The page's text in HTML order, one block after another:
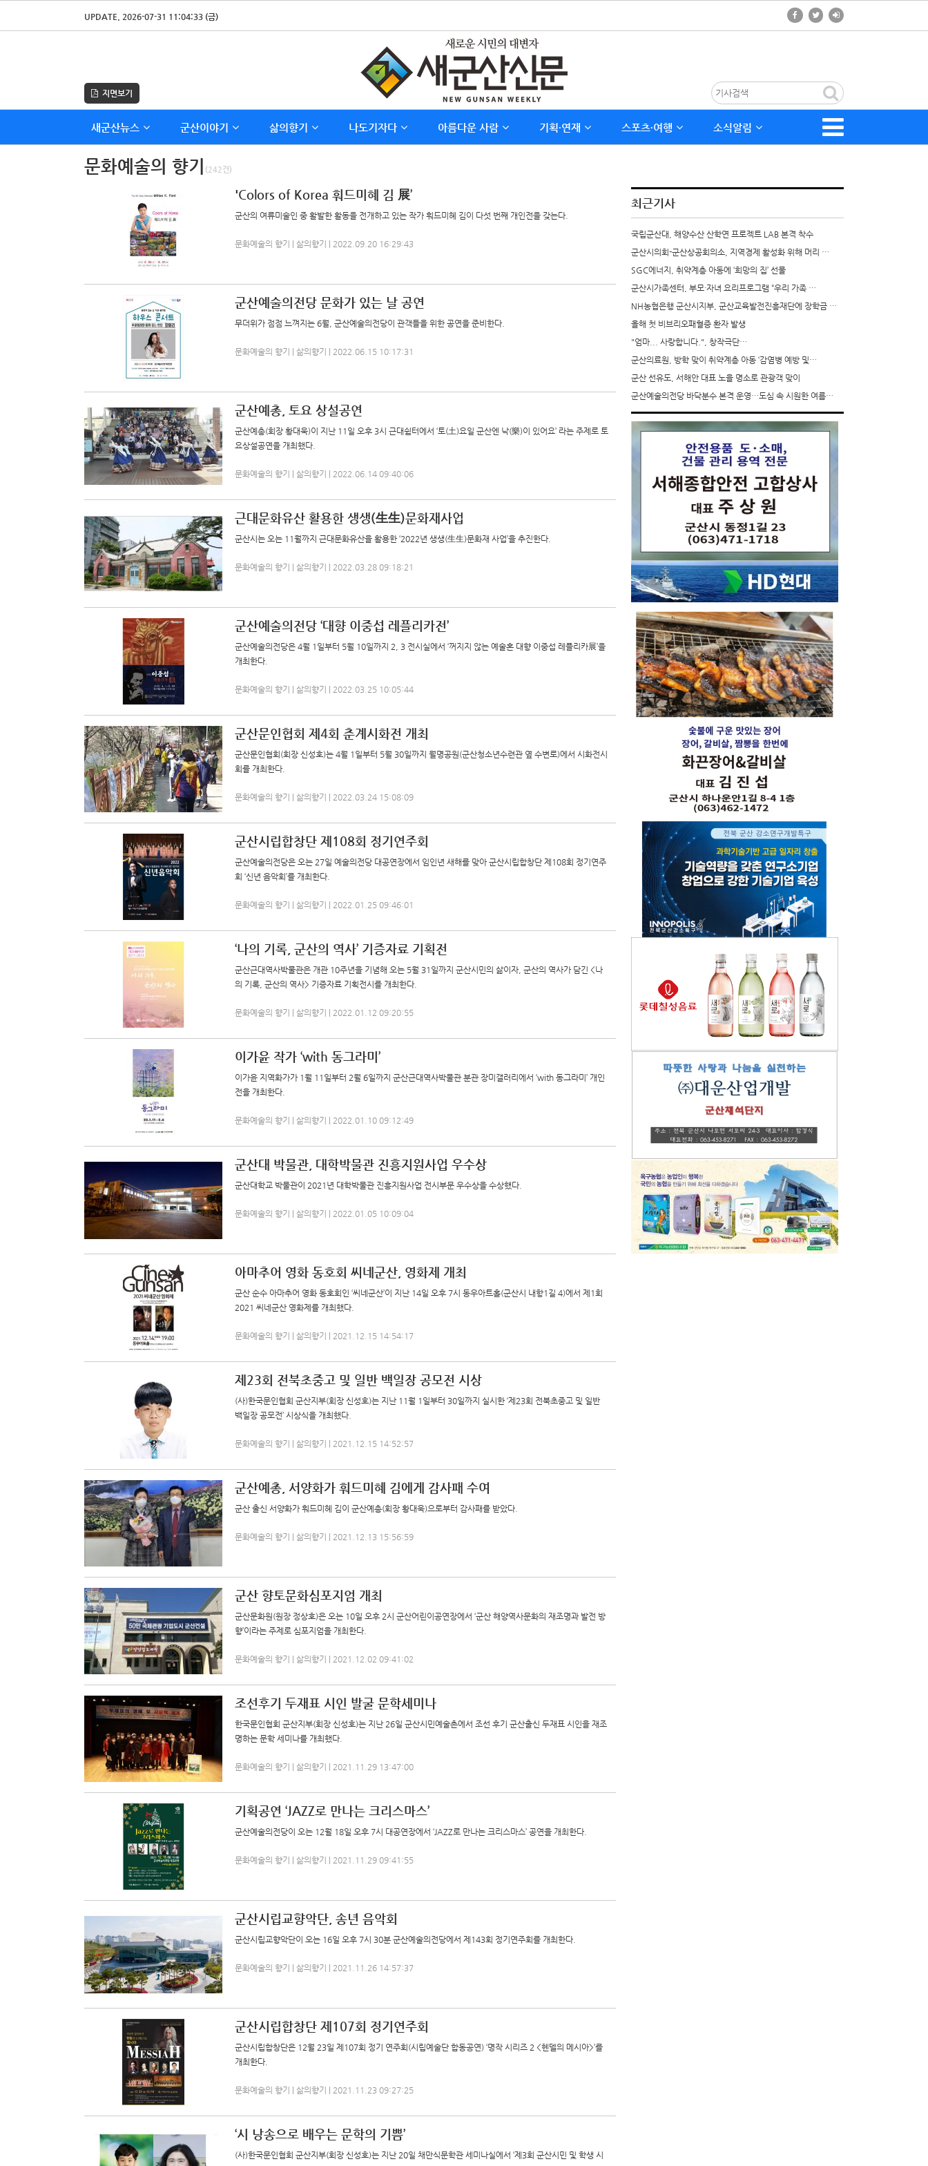
UPDATE. 2026-07-31 11:04:33 (금)
지면보기
새군산뉴스 군산이야기 삶의향기 나도기자다 아름다운 사람 기획∙연재 스포츠∙여행 소식알림
문화예술의 향기 (242건)
'Colors of Korea 훠드미혜 김 展’
군산의 여류미술인 중 활발한 활동을 전개하고 있는 작가 훠드미혜 김이 다섯 번째 개인전을 갖는다.
문화예술의 향기 | 삶의향기 | 2022.09.20 16:29:43
군산예술의전당 문화가 있는 날 공연
무더위가 점점 느껴지는 6월, 군산예술의전당이 관객들을 위한 공연을 준비한다.
문화예술의 향기 | 삶의향기 | 2022.06.15 10:17:31
군산예총, 토요 상설공연
군산예총(회장 황대욱)이 지난 11일 오후 3시 근대쉼터에서 ‘토(土)요일 군산엔 낙(樂)이 있어요’ 라는 주제로 토
요상설공연을 개최했다.
문화예술의 향기 | 삶의향기 | 2022.06.14 09:40:06
근대문화유산 활용한 생생(生生)문화재사업
군산시는 오는 11월까지 근대문화유산을 활용한 ‘2022년 생생(生生)문화재 사업’을 추진한다.
문화예술의 향기 | 삶의향기 | 2022.03.28 09:18:21
군산예술의전당 ‘대향 이중섭 레플리카전’
군산예술의전당은 4월 1일부터 5월 10일까지 2, 3 전시실에서 ‘꺼지지 않는 예술혼 대향 이중섭 레플리카展’을
개최한다.
문화예술의 향기 | 삶의향기 | 2022.03.25 10:05:44
군산문인협회 제4회 춘계시화전 개최
군산문인협회(회장 신성호)는 4월 1일부터 5월 30일까지 월명공원(군산청소년수련관 옆 수변로)에서 시화전시
회를 개최한다.
문화예술의 향기 | 삶의향기 | 2022.03.24 15:08:09
군산시립합창단 제108회 정기연주회
군산예술의전당은 오는 27일 예술의전당 대공연장에서 임인년 새해를 맞아 군산시립합창단 제108회 정기연주
회 ‘신년 음악회’를 개최한다.
문화예술의 향기 | 삶의향기 | 2022.01.25 09:46:01
‘나의 기록, 군산의 역사’ 기증자료 기획전
군산근대역사박물관은 개관 10주년을 기념해 오는 5월 31일까지 군산시민의 삶이자, 군산의 역사가 담긴 <나
의 기록, 군산의 역사> 기증자료 기획전시를 개최한다.
문화예술의 향기 | 삶의향기 | 2022.01.12 09:20:55
이가윤 작가 ‘with 동그라미’
이가윤 지역화가가 1월 11일부터 2월 6일까지 군산근대역사박물관 분관 장미갤러리에서 ‘with 동그라미’ 개인
전을 개최한다.
문화예술의 향기 | 삶의향기 | 2022.01.10 09:12:49
군산대 박물관, 대학박물관 진흥지원사업 우수상
군산대학교 박물관이 2021년 대학박물관 진흥지원사업 전시부문 우수상을 수상했다.
문화예술의 향기 | 삶의향기 | 2022.01.05 10:09:04
아마추어 영화 동호회 씨네군산, 영화제 개최
군산 순수 아마추어 영화 동호회인 ‘씨네군산’이 지난 14일 오후 7시 동우아트홀(군산시 내항1길 4)에서 제1회
2021 씨네군산 영화제를 개최했다.
문화예술의 향기 | 삶의향기 | 2021.12.15 14:54:17
제23회 전북초중고 및 일반 백일장 공모전 시상
(사)한국문인협회 군산지부(회장 신성호)는 지난 11월 1일부터 30일까지 실시한 ‘제23회 전북초중고 및 일반
백일장 공모전’ 시상식을 개최했다.
문화예술의 향기 | 삶의향기 | 2021.12.15 14:52:57
군산예총, 서양화가 훠드미혜 김에게 감사패 수여
군산 출신 서양화가 훠드미혜 김이 군산예총(회장 황대욱)으로부터 감사패를 받았다.
문화예술의 향기 | 삶의향기 | 2021.12.13 15:56:59
군산 향토문화심포지엄 개최
군산문화원(원장 정상호)은 오는 10일 오후 2시 군산어린이공연장에서 ‘군산 해양역사문화의 재조명과 발전 방
향’이라는 주제로 심포지엄을 개최한다.
문화예술의 향기 | 삶의향기 | 2021.12.02 09:41:02
조선후기 두재표 시인 발굴 문학세미나
한국문인협회 군산지부(회장 신성호)는 지난 26일 군산시민예술촌에서 조선 후기 군산출신 두재표 시인을 재조
명하는 문학 세미나를 개최했다.
문화예술의 향기 | 삶의향기 | 2021.11.29 13:47:00
기획공연 ‘JAZZ로 만나는 크리스마스’
군산예술의전당이 오는 12월 18일 오후 7시 대공연장에서 ‘JAZZ로 만나는 크리스마스’ 공연을 개최한다.
문화예술의 향기 | 삶의향기 | 2021.11.29 09:41:55
군산시립교향악단, 송년 음악회
군산시립교향악단이 오는 16일 오후 7시 30분 군산예술의전당에서 제143회 정기연주회를 개최한다.
문화예술의 향기 | 삶의향기 | 2021.11.26 14:57:37
군산시립합창단 제107회 정기연주회
군산시립합창단은 12월 23일 제107회 정기 연주회(시립예술단 합동공연) ‘명작 시리즈 2 <헨델의 메시아>’를
개최한다.
문화예술의 향기 | 삶의향기 | 2021.11.23 09:27:25
‘시 낭송으로 배우는 문학의 기쁨’
(사)한국문인협회 군산지부(회장 신성호)는 지난 20일 채만식문학관 세미나실에서 ‘제3회 군산시민 및 학생 시
최근기사
국립군산대, 해양수산 산학연 프로젝트 LAB 본격 착수
군산시의회-군산상공회의소, 지역경제 활성화 위해 머리 …
SGC에너지, 취약계층 아동에 ‘희망의 집’ 선물
군산시가족센터, 부모·자녀 요리프로그램 “우리 가족 …
NH농협은행 군산시지부, 군산교육발전진흥재단에 장학금 …
올해 첫 비브리오패혈증 환자 발생
"엄마... 사랑합니다.", 창작극단…
군산의료원, 방학 맞이 취약계층 아동 ‘감염병 예방 및…
군산 선유도, 서해안 대표 노을 명소로 관광객 맞이
군산예술의전당 바닥분수 본격 운영…도심 속 시원한 여름…